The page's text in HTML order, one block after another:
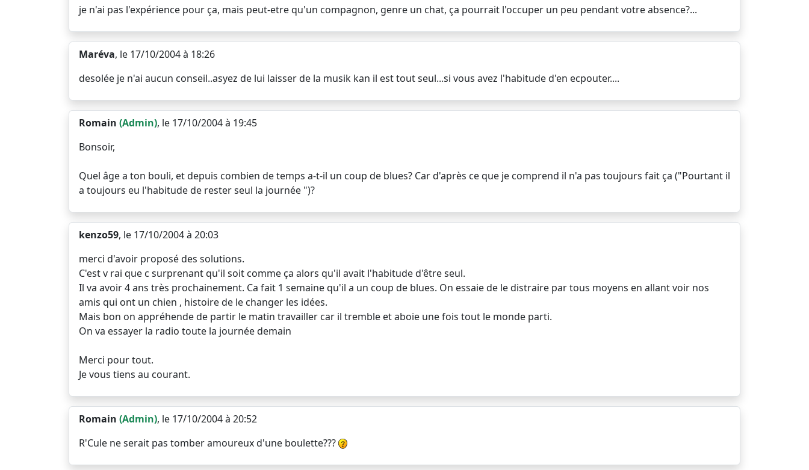
je n'ai pas l'expérience pour ça, mais peut-etre qu'un compagnon, genre un chat, ça pourrait l'occuper un peu pendant votre absence?...
Maréva, le 17/10/2004 à 18:26
desolée je n'ai aucun conseil..asyez de lui laisser de la musik kan il est tout seul...si vous avez l'habitude d'en ecpouter....
Romain (Admin), le 17/10/2004 à 19:45
Bonsoir,
Quel âge a ton bouli, et depuis combien de temps a-t-il un coup de blues? Car d'après ce que je comprend il n'a pas toujours fait ça ("Pourtant il
a toujours eu l'habitude de rester seul la journée ")?
kenzo59, le 17/10/2004 à 20:03
merci d'avoir proposé des solutions.
C'est v rai que c surprenant qu'il soit comme ça alors qu'il avait l'habitude d'être seul.
Il va avoir 4 ans très prochainement. Ca fait 1 semaine qu'il a un coup de blues. On essaie de le distraire par tous moyens en allant voir nos
amis qui ont un chien , histoire de le changer les idées.
Mais bon on appréhende de partir le matin travailler car il tremble et aboie une fois tout le monde parti.
On va essayer la radio toute la journée demain
Merci pour tout.
Je vous tiens au courant.
Romain (Admin), le 17/10/2004 à 20:52
R'Cule ne serait pas tomber amoureux d'une boulette???